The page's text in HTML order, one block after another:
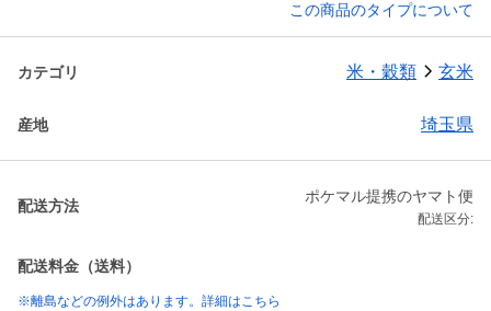
この商品のタイプについて
カテゴリ 米・穀類 玄米
産地 埼玉県
配送方法
ポケマル提携のヤマト便
配送区分:
配送料金（送料）
※離島などの例外はあります。詳細はこちら